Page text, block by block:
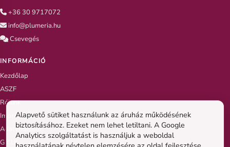
+36 30 9717072
info@plumeria.hu
Csevegés
INFORMÁCIÓ
Kezdőlap
ASZF
Rólunk
Impresszum
Adatvédelem
G.Y.I.K
Alapvető sütiket használunk az áruház működésének
biztosításához. Ezeket nem lehet letiltani. A Google
Analytics szolgáltatást is használjuk a weboldal